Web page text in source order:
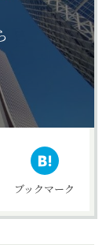
ブックマーク